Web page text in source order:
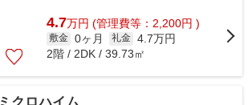
4.7万円 (管理費等：2,200円 )
敷金 0ヶ月 礼金 4.7万円
2階 / 2DK / 39.73㎡